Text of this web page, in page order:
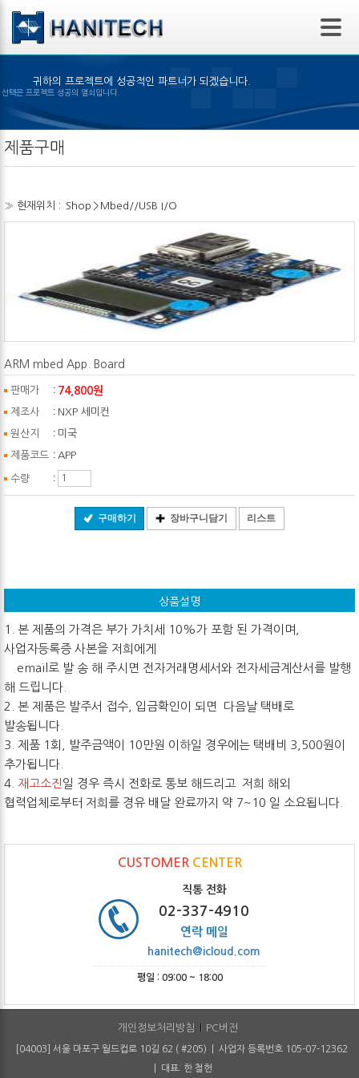
본문 바로가기
귀하의 프로젝트에 성공적인 파트너가 되겠습니다.
제품의 선택은 프로젝트 성공의 열쇠입니다.
제품구매
» 현재위치 : Shop > Mbed//USB I/O
ARM mbed App. Board
판매가 : 74,800원
제조사 : NXP 세미컨
원산지 : 미국
제품코드 : APP
수량 :
구매하기 장바구니담기 리스트
상품설명
1. 본 제품의 가격은 부가 가치세 10%가 포함 된 가격이며,
사업자등록증 사본을 저희에게
email로 발 송 해 주시면 전자거래명세서와 전자세금계산서를 발행
해 드립니다.
2. 본 제품은 발주서 접수, 입금확인이 되면 다음날 택배로
발송됩니다.
3. 제품 1회, 발주금액이 10만원 이하일 경우에는 택배비 3,500원이
추가됩니다.
4. 재고소진 일 경우 즉시 전화로 통보 해드리고 저희 해외
협력업체로부터 저희를 경유 배달 완료까지 약 7~10 일 소요됩니다.
CUSTOMER CENTER
직통 전화
02-337-4910
연락 메일
hanitech@icloud.com
평일 : 09:00 ~ 18:00
개인정보처리방침 PC버전
[04003] 서울 마포구 월드컵로 10길 62 ( #205) | 사업자 등록번호 105-07-12362
| 대표: 한 철헌